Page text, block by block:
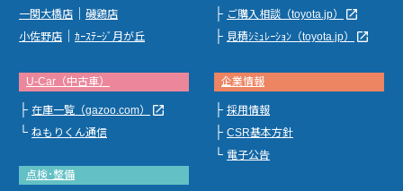
一関大橋店
磯鶏店
小佐野店
ｶｰｽﾃｰｼﾞ月が丘
├ ご購入相談（toyota.jp）
launch
├ 見積ｼﾐｭﾚｰｼｮﾝ（toyota.jp） launch
U-Car（中古車）
├ 在庫一覧（gazoo.com）
launch
└ ねもりくん通信
点検･整備
企業情報
├ 採用情報
├ CSR基本方針
└ 電子公告